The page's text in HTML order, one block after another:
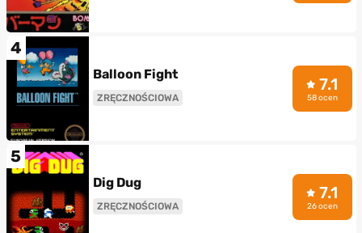
4
Balloon Fight
ZRĘCZNOŚCIOWA
7.1
58 ocen
5
Dig Dug
ZRĘCZNOŚCIOWA
7.1
26 ocen